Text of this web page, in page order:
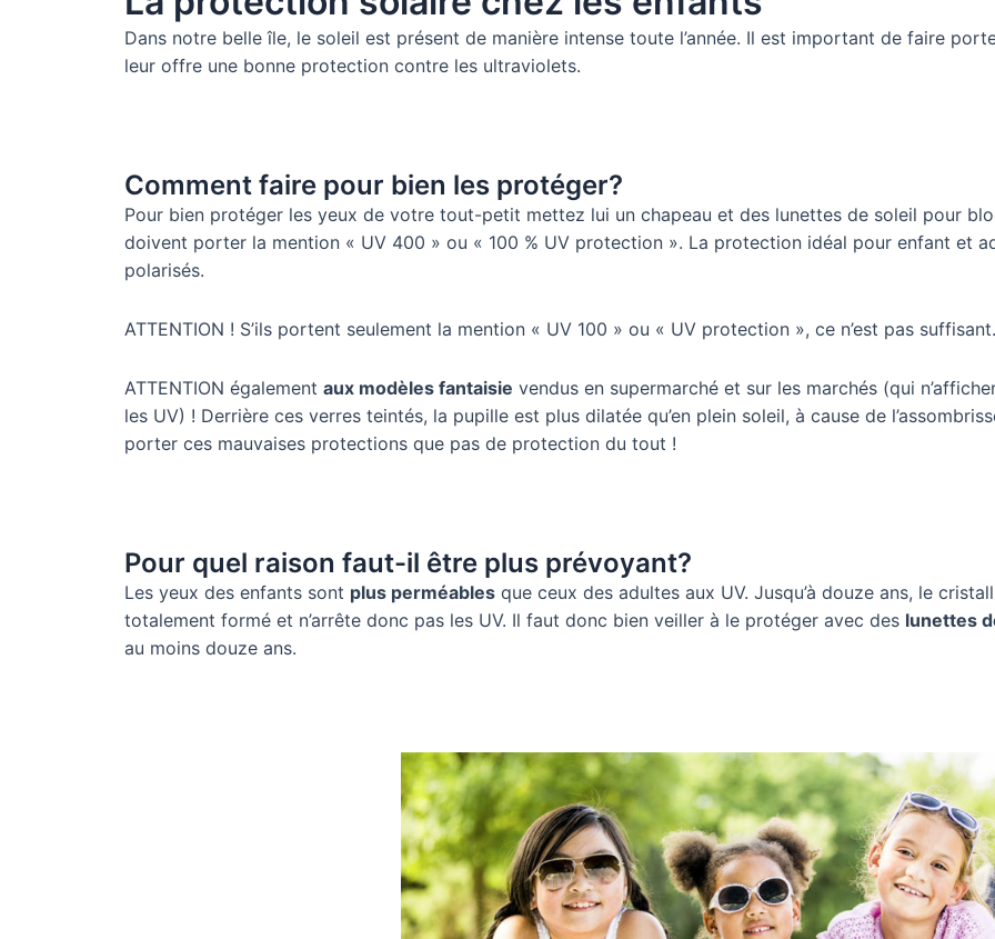
Dans notre belle île, le soleil est présent de manière intense toute l’année. Il est important de faire
leur offre une bonne protection contre les ultraviolets.
Comment faire pour bien les protéger?
Pour bien protéger les yeux de votre tout-petit mettez lui un chapeau et des lunettes de soleil pour
doivent porter la mention « UV 400 » ou « 100 % UV protection ». La protection idéal pour enfant et
polarisés.
ATTENTION ! S’ils portent seulement la mention « UV 100 » ou « UV protection », ce n’est pas suffisant.
ATTENTION également aux modèles fantaisie vendus en supermarché et sur les marchés (qui
les UV) ! Derrière ces verres teintés, la pupille est plus dilatée qu’en plein soleil, à cause de
porter ces mauvaises protections que pas de protection du tout !
Pour quel raison faut-il être plus prévoyant?
Les yeux des enfants sont plus perméables que ceux des adultes aux UV. Jusqu’à douze ans, le
totalement formé et n’arrête donc pas les UV. Il faut donc bien veiller à le protéger avec des lunettes
au moins douze ans.